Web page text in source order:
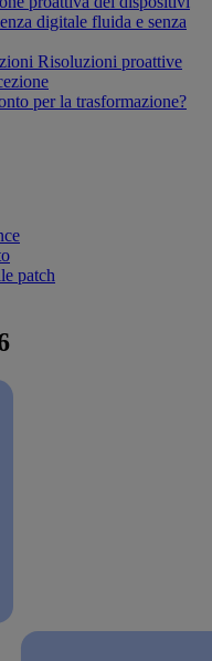
digitale fluida e senza
Risoluzioni proattive
per la trasformazione?
patch